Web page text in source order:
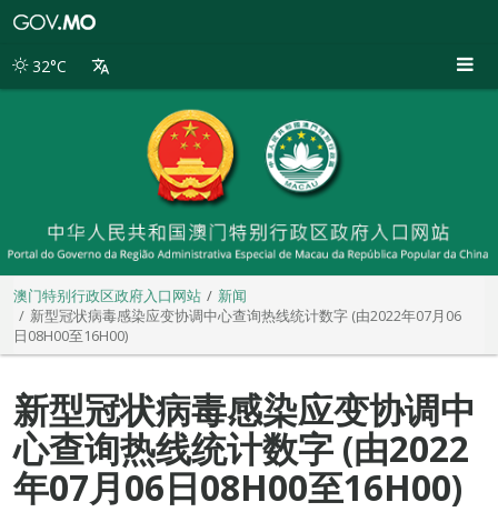
别
32°C
澳门特别行政区政府入口网站
新闻
新型冠状病毒感染应变协调中心查询热线统计数字 (由2022年07月06
日08H00至16H00)
新型冠状病毒感染应变协调中
心查询热线统计数字 (由2022
年07月06日08H00至16H00)